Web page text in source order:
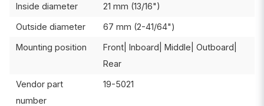
Inside diameter 21 mm (13/16")
Outside diameter 67 mm (2-41/64")
Mounting position
Front| Inboard| Middle| Outboard|
Rear
Vendor part
number
19-5021